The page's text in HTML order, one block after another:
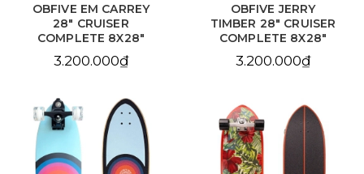
OBFIVE EM CARREY
28" CRUISER
COMPLETE 8X28"
3.200.000₫
OBFIVE JERRY
TIMBER 28" CRUISER
COMPLETE 8X28"
3.200.000₫